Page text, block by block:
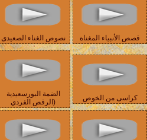
قصص الأنبياء المغناة نصوص الغناء الصعيدى
كراسى من الخوص
الضمة البورسعيدية
(الرقص الفردي